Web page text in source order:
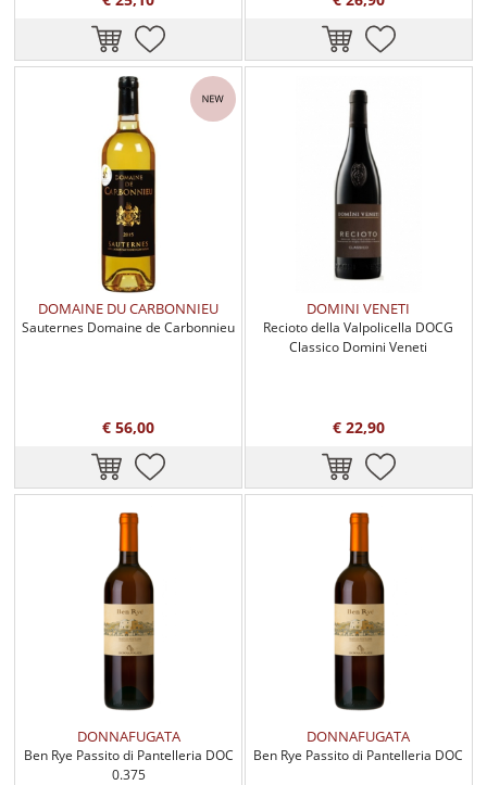
DOMAINE DU CARBONNIEU
Sauternes Domaine de Carbonnieu
€ 56,00
DOMINI VENETI
Recioto della Valpolicella DOCG
Classico Domini Veneti
€ 22,90
DONNAFUGATA
Ben Rye Passito di Pantelleria DOC
0.375
DONNAFUGATA
Ben Rye Passito di Pantelleria DOC